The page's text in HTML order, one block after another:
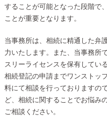
することが可能となった段階で
ことが重要となります。
当事務所は、相続に精通した弁
力いたします。また、当事務所
スリーライセンスを保有してい
相続登記の申請までワンストッ
料にて相談を行っておりますの
ど、相続に関することでお悩み
ご相談ください。